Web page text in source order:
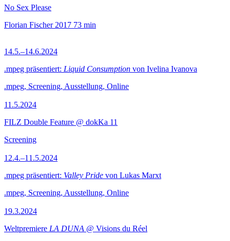
No Sex Please
Florian Fischer 2017 73 min
14.5.–14.6.2024
.mpeg präsentiert: Liquid Consumption von Ivelina Ivanova
.mpeg, Screening, Ausstellung, Online
11.5.2024
FILZ Double Feature @ dokKa 11
Screening
12.4.–11.5.2024
.mpeg präsentiert: Valley Pride von Lukas Marxt
.mpeg, Screening, Ausstellung, Online
19.3.2024
Weltpremiere LA DUNA @ Visions du Réel